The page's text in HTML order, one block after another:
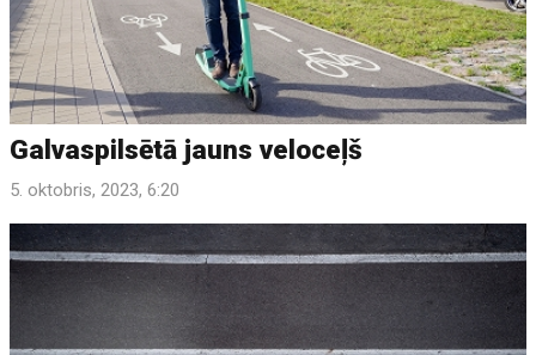
Galvaspilsētā jauns veloceļš
5. oktobris, 2023, 6:20